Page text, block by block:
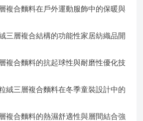
複合麵料在戶外運動服飾中的保暖與
三層複合結構的功能性家居紡織品開
複合麵料的抗起球性與耐磨性優化技
絨三層複合麵料在冬季童裝設計中的
複合麵料的熱濕舒適性與層間結合強